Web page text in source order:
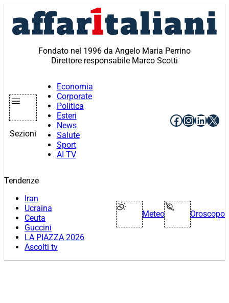
contenuto
Fondato nel 1996 da Angelo Maria Perrino
Direttore responsabile Marco Scotti
Sezioni
Economia
Corporate
Politica
Esteri
News
Salute
Sport
AI TV
Facebook
X
Tendenze
Iran
Ucraina
Ceuta
Guccini
LA PIAZZA 2026
Ascolti tv
Meteo Oroscopo